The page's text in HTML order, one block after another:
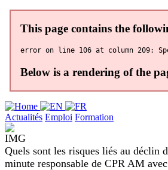
Actualités Emploi Formation
Quels sont les risques liés au déclin
minute responsable de CPR AM